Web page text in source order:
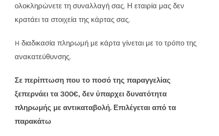
ολοκληρώνετε τη συναλλαγή σας. Η εταιρία μας δεν
κρατάει τα στοιχεία της κάρτας σας.
H διαδικασία πληρωμή με κάρτα γίνεται με το τρόπο της
ανακατεύθυνσης.
Σε περίπτωση που το ποσό της παραγγελίας
ξεπερνάει τα 300€, δεν ύπαρχει δυνατότητα
πληρωμής με αντικαταβολή. Επιλέγεται από τα
παρακάτω